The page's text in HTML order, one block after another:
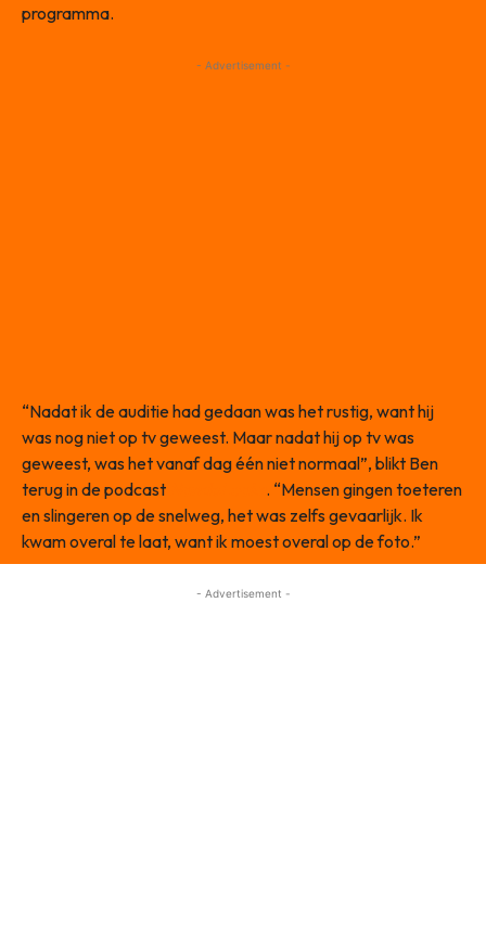
programma.
- Advertisement -
“Nadat ik de auditie had gedaan was het rustig, want hij
was nog niet op tv geweest. Maar nadat hij op tv was
geweest, was het vanaf dag één niet normaal”, blikt Ben
terug in de podcast
. “Mensen gingen toeteren
en slingeren op de snelweg, het was zelfs gevaarlijk. Ik
kwam overal te laat, want ik moest overal op de foto.”
- Advertisement -